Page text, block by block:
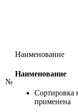
№
Наименование
Наименование
Сортировка
применена